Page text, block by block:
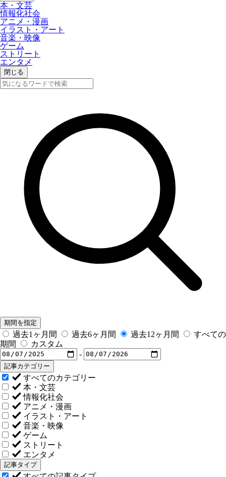
本・文芸
情報化社会
アニメ・漫画
イラスト・アート
音楽・映像
ゲーム
ストリート
エンタメ
閉じる
期間を指定
過去1ヶ月間 過去6ヶ月間 過去12ヶ月間
すべての
期間
カスタム
-
記事カテゴリー
すべてのカテゴリー
本・文芸
情報化社会
アニメ・漫画
イラスト・アート
音楽・映像
ゲーム
ストリート
エンタメ
記事タイプ